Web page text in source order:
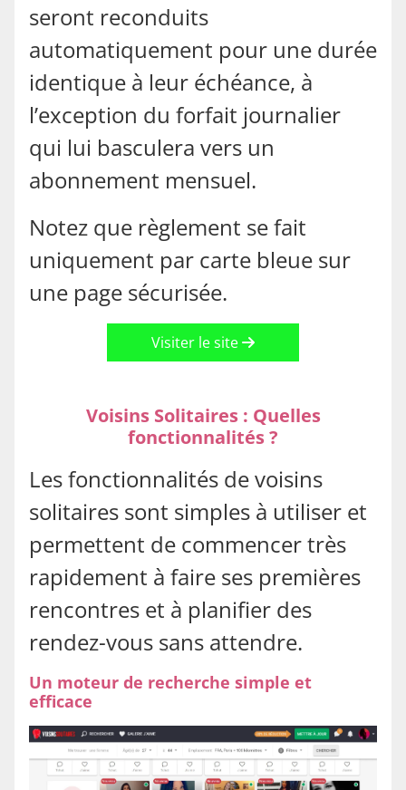
seront reconduits
automatiquement pour une durée
identique à leur échéance, à
l’exception du forfait journalier
qui lui basculera vers un
abonnement mensuel.
Notez que règlement se fait
uniquement par carte bleue sur
une page sécurisée.
Visiter le site
Voisins Solitaires : Quelles
fonctionnalités ?
Les fonctionnalités de voisins
solitaires sont simples à utiliser et
permettent de commencer très
rapidement à faire ses premières
rencontres et à planifier des
rendez-vous sans attendre.
Un moteur de recherche simple et
efficace